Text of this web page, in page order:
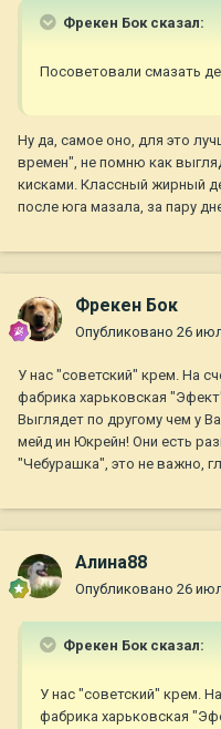
Фрекен Бок сказал:
Посоветовали смазать
Ну да, самое оно, для это
времен", не помню как
кисками. Классный жирный
после юга мазала, за пару
Фрекен Бок
Опубликовано 26
У нас "советский" крем. На
фабрика харьковская
Выглядет по другому чем у
мейд ин Юкрейн! Они есть
"Чебурашка", это не важно,
Алина88
Опубликовано 26
Фрекен Бок сказал:
У нас "советский" крем.
фабрика харьковская